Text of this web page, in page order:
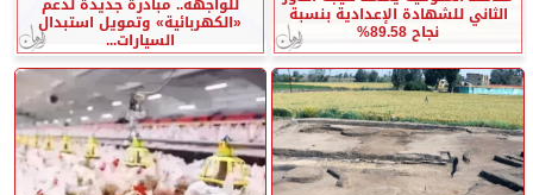
الثاني للشهادة الإعدادية بنسبة
نجاح 89.58% «الكهربائية» وتمويل استبدال
السيارات...